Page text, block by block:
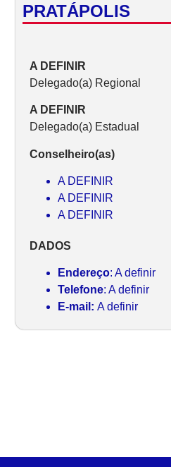
PRATÁPOLIS
A DEFINIR
Delegado(a) Regional
A DEFINIR
Delegado(a) Estadual
Conselheiro(as)
A DEFINIR
A DEFINIR
A DEFINIR
DADOS
Endereço: A definir
Telefone: A definir
E-mail: A definir